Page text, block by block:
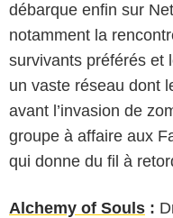
débarque enfin sur
notamment la
survivants préférés et
un vaste réseau dont
avant l’invasion de
groupe à affaire aux
qui donne du fil à
Alchemy of Souls :